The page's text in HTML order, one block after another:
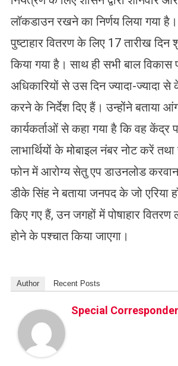
लॉकडाउन रखने का निर्णय लिया गया
पुष्टाहार वितरण के लिए 17 तारीख दिन
किया गया है। साथ ही सभी बाल विकास
अधिकारियों से उस दिन ज्यादा-ज्यादा से
करने के निर्देश दिए हैं। उन्होंने बताया
कार्यकर्ताओं से कहा गया है कि वह केंद्र
लाभार्थियों के मोबाइल नंबर नोट करें तथा
फोन में आरोग्य सेतु एप डाउनलोड
डीके सिंह ने बताया जनपद के जो एरिया
किए गए हैं, उन जगहों में पोषाहार वितरण
होने के पश्चात किया जाएगा।
Author Recent Posts
Special